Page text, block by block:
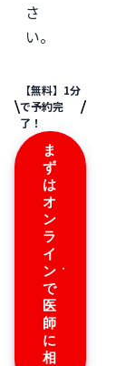
さ
い。
【無料】1分
で予約完
了！
ま
ず
は
オ
ン
ラ
イ
ン
で
医
師
に
相